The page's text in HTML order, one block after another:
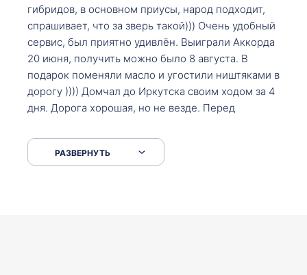
гибридов, в основном приусы, народ подходит,
спрашивает, что за зверь такой))) Очень удобный
сервис, был приятно удивлён. Выиграли Аккорда
20 июня, получить можно было 8 августа. В
подарок поменяли масло и угостили ништяками в
дорогу )))) Домчал до Иркутска своим ходом за 4
дня. Дорога хорошая, но не везде. Перед
серпантинах по пути следования.
РАЗВЕРНУТЬ